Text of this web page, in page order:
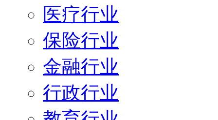
医疗行业
保险行业
金融行业
行政行业